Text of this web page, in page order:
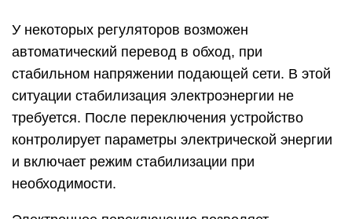
У некоторых регуляторов возможен
автоматический перевод в обход, при
стабильном напряжении подающей сети. В этой
ситуации стабилизация электроэнергии не
требуется. После переключения устройство
контролирует параметры электрической энергии
и включает режим стабилизации при
необходимости.